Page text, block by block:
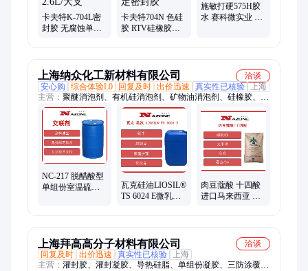
卡夫特K-704L密
封胶 无腐蚀单组
卡夫特704N 色硅
胶 RTV硅橡胶工
施敏打硬575H胶
水 赛科微实业 化
上海纳众化工新材料有限公司
洽谈
安心购
综合体验L0 回复及时 出价迅速 真实性已核验
上海
主营： 聚醚消泡剂、有机硅消泡剂、矿物油消泡剂、硅橡胶、乳
液聚合消泡剂、硅烷偶联剂、硅油、硅树脂
NC-217 脱醋酸型
单组份室温硫化
瓦克硅油LIOSIL®
TS 6024 E微乳剂
肉豆蔻酸 十四酸
进口马来西亚 印
上海拜高高分子材料有限公司
洽谈
回复及时 出价迅速 真实性已核验
上海
主营： 灌封胶、灌封凝胶、导热硅脂、单组份凝胶、三防涂覆